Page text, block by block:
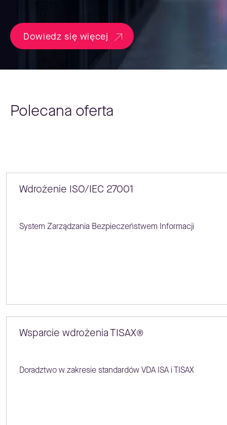
Dowiedz się więcej
Polecana oferta
Wdrożenie ISO/IEC 27001
System Zarządzania Bezpieczeństwem Informacji
Wsparcie wdrożenia TISAX®
Doradztwo w zakresie standardów VDA ISA i TISAX